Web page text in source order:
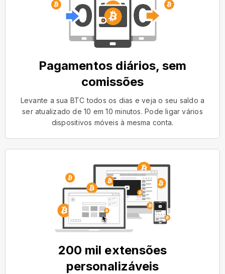
Pagamentos diários, sem
comissões
Levante a sua BTC todos os dias e veja o seu saldo a
ser atualizado de 10 em 10 minutos. Pode ligar vários
dispositivos móveis à mesma conta.
200 mil extensões
personalizáveis